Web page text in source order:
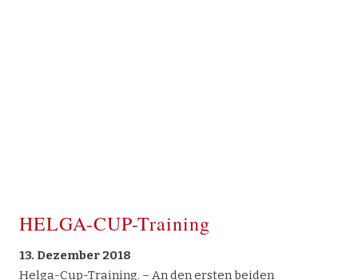
HELGA-CUP-Training
13. Dezember 2018
Helga-Cup-Training. – An den ersten beiden